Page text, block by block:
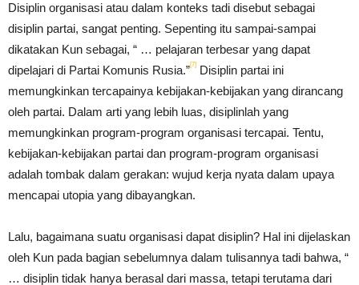
Disiplin organisasi atau dalam konteks tadi disebut sebagai
disiplin partai, sangat penting. Sepenting itu sampai-sampai
dikatakan Kun sebagai, “ … pelajaran terbesar yang dapat
dipelajari di Partai Komunis Rusia.”[7] Disiplin partai ini
memungkinkan tercapainya kebijakan-kebijakan yang dirancang
oleh partai. Dalam arti yang lebih luas, disiplinlah yang
memungkinkan program-program organisasi tercapai. Tentu,
kebijakan-kebijakan partai dan program-program organisasi
adalah tombak dalam gerakan: wujud kerja nyata dalam upaya
mencapai utopia yang dibayangkan.
Lalu, bagaimana suatu organisasi dapat disiplin? Hal ini dijelaskan
oleh Kun pada bagian sebelumnya dalam tulisannya tadi bahwa, “
… disiplin tidak hanya berasal dari massa, tetapi terutama dari